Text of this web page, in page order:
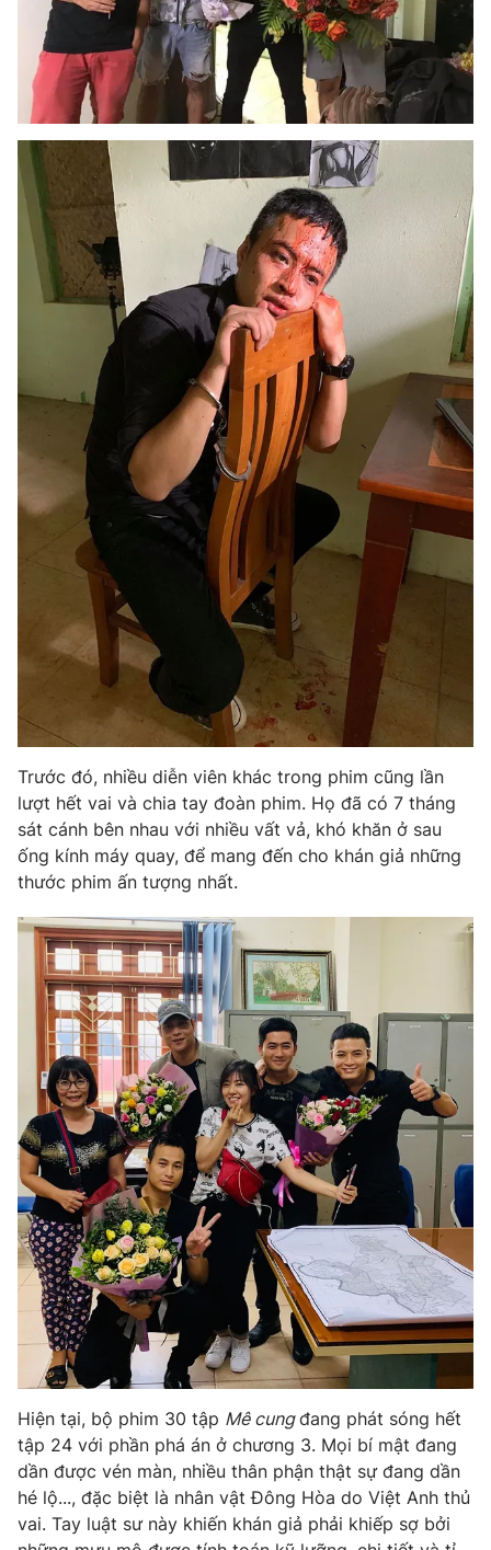
Chuyên mục khác
Emagazine Podcast
Photo Infographic
Video Shorts video
VTV Money VTV Thể thao
VTV Sức khoẻ Bất động sản
Thị trường 24h Tấm lòng Việt
VTV4 Vươn mình bằng AI
VTV9 VTV8
Liên hệ tòa soạn English
Theo dõi báo trên
Cơ quan chủ quản:
Đài Truyền hình Việt Nam
Cơ quan báo chí: Thời báo VTV
cấp ngày 29/12/2023
Tổng Biên tập:Vũ Thanh Thủy
Phó Tổng Biên tập:Nguyễn Thị Mỹ Hạnh, Phạm Quốc Thắng,
Nguyễn Trọng Ninh
Tổng đài VTV:024.38 355 931 - 024.38 355 932
Ðiện thoại Thời báo VTV:024.66 897 897
Email:toasoan@vtv.vn
Liên hệ quảng cáo:024-7300.7108
® Cấm sao chép dưới mọi hình thức nếu không có sự chấp
thuận bằng văn bản. Ghi rõ nguồn VTV.vn khi phát hành lại
thông tin từ website này.
Trước đó, nhiều diễn viên khác trong phim cũng lần
lượt hết vai và chia tay đoàn phim. Họ đã có 7 tháng
sát cánh bên nhau với nhiều vất vả, khó khăn ở sau
ống kính máy quay, để mang đến cho khán giả những
thước phim ấn tượng nhất.
Hiện tại, bộ phim 30 tập Mê cungđang phát sóng hết
tập 24 với phần phá án ở chương 3. Mọi bí mật đang
dần được vén màn, nhiều thân phận thật sự đang dần
hé lộ..., đặc biệt là nhân vật Đông Hòa do Việt Anh thủ
vai. Tay luật sư này khiến khán giả phải khiếp sợ bởi